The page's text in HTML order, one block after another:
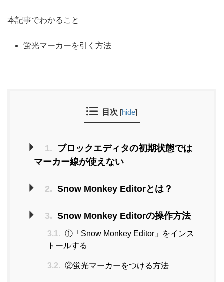
本記事でわかること
蛍光マーカーを引く方法
目次 [hide]
1. ブロックエディタの初期状態では
マーカー線が使えない
2. Snow Monkey Editorとは？
3. Snow Monkey Editorの操作方法
3.1. ①「Snow Monkey Editor」をインス
トールする
3.2. ②蛍光マーカーをつける方法